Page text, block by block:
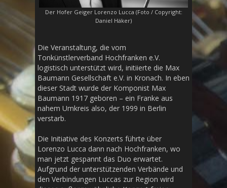
Der Hofer Geiger Lorenzo Lucca (Foto / Copyright:
Daniel Häker)
Die Veranstaltung, die vom
Tonkünstlerverband Hochfranken e.V.
logistisch unterstützt wird, initiierte die Max
Baumann Gesellschaft e.V. in Kronach. In eben
dieser Stadt wurde der Komponist Max
Baumann 1917 geboren – ein Franke aus
nahem Umkreis also, der 1999 in Berlin
verstarb.
Die Initiative des Konzerts führte über
Lorenzo Lucca dann nach Hochfranken, wo
man jetzt gespannt das Duo erwartet.
Aufgrund der unterstützenden Verbände und
den Verbindungen Luccas zur Region wird